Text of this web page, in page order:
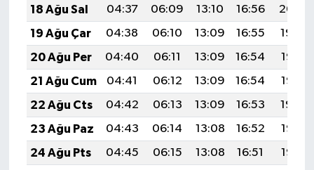
18 Ağu Sal
04:37 06:09 13:10 16:56
20:00
19 Ağu Çar
04:38 06:10 13:09 16:55
19:59
20 Ağu Per
04:40 06:11 13:09 16:54
19:57
21 Ağu Cum
04:41 06:12 13:09 16:54
19:56
22 Ağu Cts
04:42 06:13 13:09 16:53
19:54
23 Ağu Paz
04:43 06:14 13:08 16:52
19:53
24 Ağu Pts
04:45 06:15 13:08 16:51
19:52